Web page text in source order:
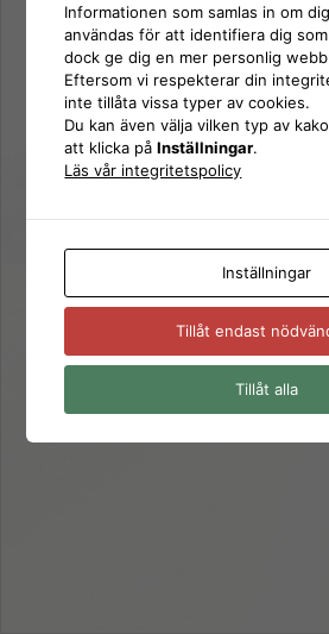
Logga
Användarnamn eller e-postadress
Lösenord
Glömt ditt
← Gå till SD
Informationen som samlas in om
användas för att identifiera dig
dock ge dig en mer personlig
Eftersom vi respekterar din
inte tillåta vissa typer av cookies.
Du kan även välja vilken typ av
att klicka påInställningar.
Läs vår integritetspolicy
Inställningar
Tillåt endast
Tillåt alla